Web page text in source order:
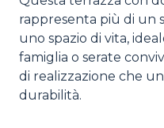
rappresenta più di un
uno spazio di vita,
famiglia o serate
di realizzazione che
durabilità.